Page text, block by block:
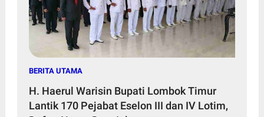
BERITA UTAMA
H. Haerul Warisin Bupati Lombok Timur
Lantik 170 Pejabat Eselon III dan IV Lotim,